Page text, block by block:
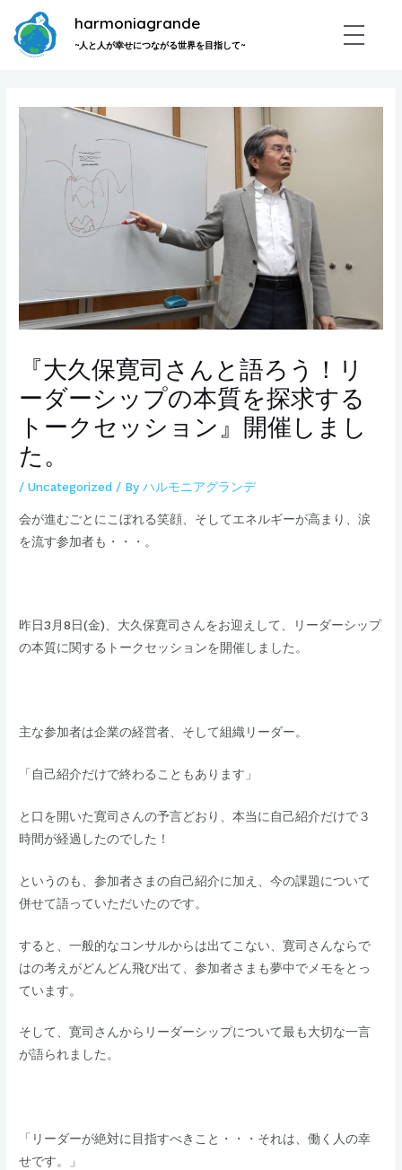
harmoniagrande
~人と人が幸せにつながる世界を目指して~
『大久保寛司さんと語ろう！リ
ーダーシップの本質を探求する
トークセッション』開催しまし
た。
/Uncategorized / Byハルモニアグランデ
会が進むごとにこぼれる笑顔、そしてエネルギーが高まり、涙
を流す参加者も・・・。
昨日3月8日(金)、大久保寛司さんをお迎えして、リーダーシップ
の本質に関するトークセッションを開催しました。
主な参加者は企業の経営者、そして組織リーダー。​​
「自己紹介だけで終わることもあります」​​
と口を開いた寛司さんの予言どおり、本当に自己紹介だけで３
時間が経過したのでした！​​
というのも、参加者さまの自己紹介に加え、今の課題について
併せて語っていただいたのです。
​​すると、一般的なコンサルからは出てこない、寛司さんならで
はの考えがどんどん飛び出て、参加者さまも夢中でメモをとっ
ています。
​​そして、寛司さんからリーダーシップについて最も大切な一言
が語られました。
​「リーダーが絶対に目指すべきこと・・・それは、働く人の幸
せです。」